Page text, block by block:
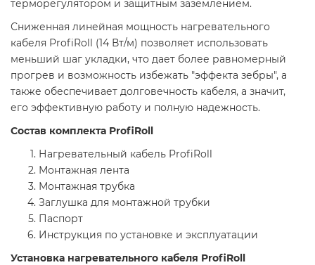
терморегулятором и защитным заземлением.
Сниженная линейная мощность нагревательного
кабеля ProfiRoll (14 Вт/м) позволяет использовать
меньший шаг укладки, что дает более равномерный
прогрев и возможность избежать "эффекта зебры", а
также обеспечивает долговечность кабеля, а значит,
его эффективную работу и полную надежность.
Состав комплекта ProfiRoll
Нагревательный кабель ProfiRoll
Монтажная лента
Монтажная трубка
Заглушка для монтажной трубки
Паспорт
Инструкция по установке и эксплуатации
Установка нагревательного кабеля ProfiRoll